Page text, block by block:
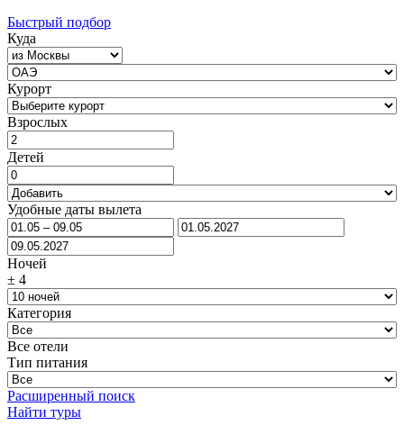
Быстрый подбор
Куда
Курорт
Взрослых
Детей
Удобные даты вылета
Ночей
± 4
Категория
Все отели
Тип питания
Расширенный поиск
Найти туры